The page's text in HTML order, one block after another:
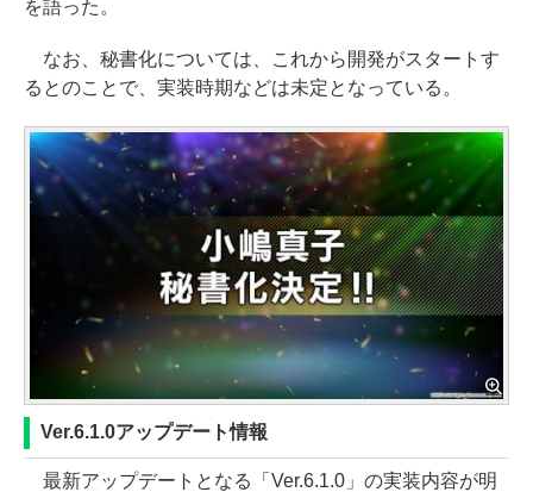
を語った。
なお、秘書化については、これから開発がスタートす
るとのことで、実装時期などは未定となっている。
Ver.6.1.0アップデート情報
最新アップデートとなる「Ver.6.1.0」の実装内容が明